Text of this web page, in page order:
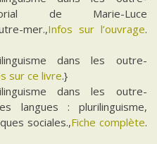
de Marie-Luce
mer.,Infos sur l’ouvrage.
dans les outre-
sur ce livre.}
dans les outre-
langues : plurilinguisme,
sociales.,Fiche complète.